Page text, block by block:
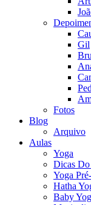
Gil
Fotos
Blog
Arquivo
Aulas
Yoga
Dicas
Yoga
Hatha
Baby